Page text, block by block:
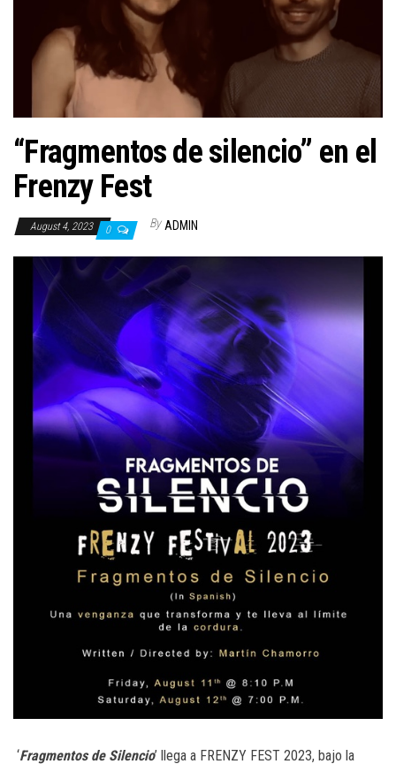
“Fragmentos de silencio” en el
Frenzy Fest
August 4, 2023 0 By ADMIN
‘Fragmentos de Silencio’ llega a FRENZY FEST 2023, bajo la